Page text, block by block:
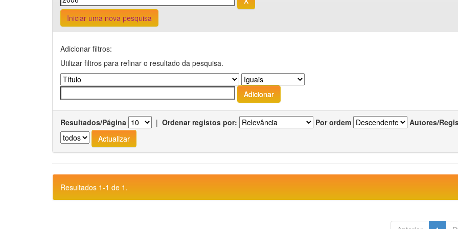
Iniciar uma nova pesquisa
Adicionar filtros:
Utilizar filtros para refinar o resultado da pesquisa.
Resultados/Página | Ordenar registos por: Por ordem Autores/
Resultados 1-1 de 1.